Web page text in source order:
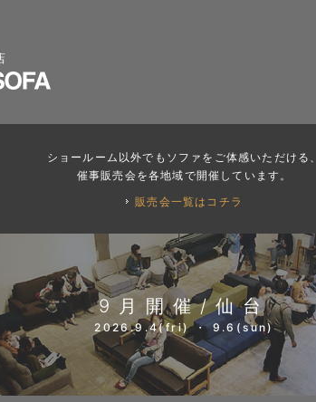
ショールーム以外でもソファをご体感いただける、
催事販売会を各地域で開催しています。
販売会一覧はコチラ
9月開催/仙台
2026.9.4(fri) ・ 9.6(sun)